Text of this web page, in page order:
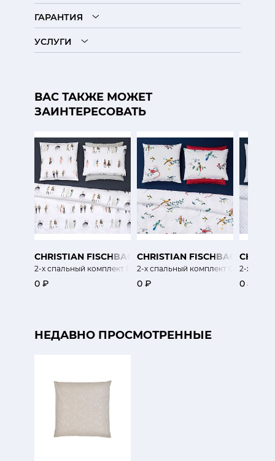
ГАРАНТИЯ
УСЛУГИ
ВАС ТАКЖЕ МОЖЕТ
ЗАИНТЕРЕСОВАТЬ
CHRISTIAN FISCHBACHER
2-х спальный комплект Подиум
0 ₽
CHRISTIAN FISCHBACHER
2-х спальный комплект
0 ₽
2-х
0 ₽
НЕДАВНО ПРОСМОТРЕННЫЕ